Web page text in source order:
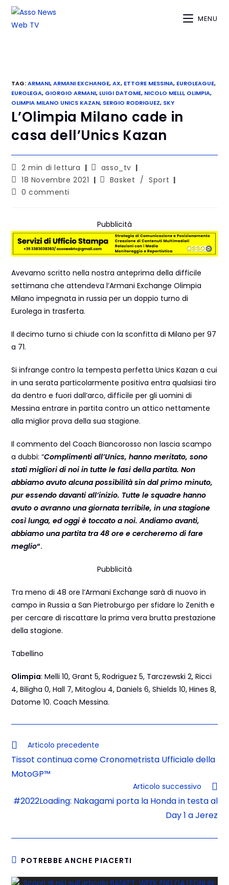
MENU
TAG:ARMANI, ARMANI EXCHANGE, AX, ETTORE MESSINA, EUROLEAGUE,
EUROLEGA, GIORGIO ARMANI, LUIGI DATOME, NICOLO MELLI, OLIMPIA,
OLIMPIA MILANO UNICS KAZAN, SERGIO RODRIGUEZ, SKY
L’Olimpia Milano cade in
casa dell’Unics Kazan
2 min di lettura
asso_tv
18 Novembre 2021
Basket / Sport
0 commenti
Pubblicità
Avevamo scritto nella nostra anteprima della difficile
settimana che attendeva l’Armani Exchange Olimpia
Milano impegnata in russia per un doppio turno di
Eurolega in trasferta.
Il decimo turno si chiude con la sconfitta di Milano per 97
a 71.
Si infrange contro la tempesta perfetta Unics Kazan a cui
in una serata particolarmente positiva entra qualsiasi tiro
da dentro e fuori dall’arco, difficile per gli uomini di
Messina entrare in partita contro un attico nettamente
alla miglior prova della sua stagione.
Il commento del Coach Biancorosso non lascia scampo
a dubbi: “Complimenti all’Unics, hanno meritato, sono
stati migliori di noi in tutte le fasi della partita. Non
abbiamo avuto alcuna possibilità sin dal primo minuto,
pur essendo davanti all’inizio. Tutte le squadre hanno
avuto o avranno una giornata terribile, in una stagione
così lunga, ed oggi è toccato a noi. Andiamo avanti,
abbiamo una partita tra 48 ore e cercheremo di fare
meglio“.
Pubblicità
Tra meno di 48 ore l’Armani Exchange sarà di nuovo in
campo in Russia a San Pietroburgo per sfidare lo Zenith e
per cercare di riscattare la prima vera brutta prestazione
della stagione.
Tabellino
Olimpia: Melli 10, Grant 5, Rodriguez 5, Tarczewski 2, Ricci
4, Biligha 0, Hall 7, Mitoglou 4, Daniels 6, Shields 10, Hines 8,
Datome 10. Coach Messina.
Articolo precedente
Tissot continua come Cronometrista Ufficiale della
MotoGP™
Articolo successivo
#2022Loading: Nakagami porta la Honda in testa al
Day 1 a Jerez
POTREBBE ANCHE PIACERTI